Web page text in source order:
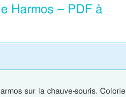
Harmos – PDF à
sur la chauve-souris. Colorie